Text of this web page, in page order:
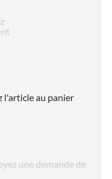
l'article au panier
une demande de